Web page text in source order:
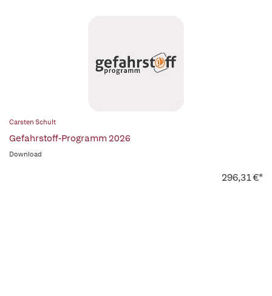
Carsten Schult
Gefahrstoff-Programm 2026
Download
296,31 €*